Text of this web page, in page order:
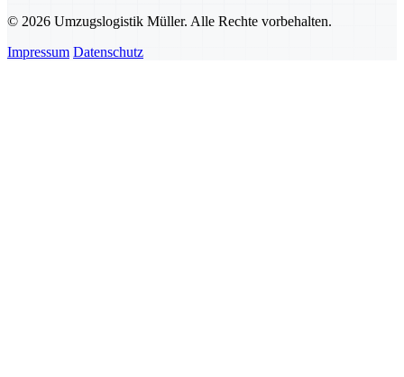
© 2026 Umzugslogistik Müller. Alle Rechte vorbehalten.
Impressum Datenschutz